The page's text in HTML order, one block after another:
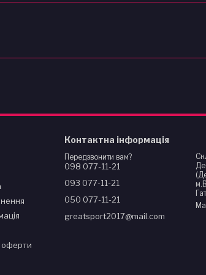
оферти
Контактна інформація
Передзвонити вам?
098 077-11-21
093 077-11-21
050 077-11-21
greatsport2017@mail.com